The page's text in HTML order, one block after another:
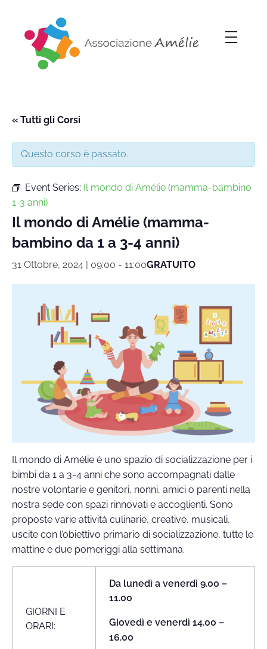
« Tutti gli Corsi
Questo corso è passato.
Event Series: Il mondo di Amélie (mamma-bambino
1-3 anni)
Il mondo di Amélie (mamma-
bambino da 1 a 3-4 anni)
31 Ottobre, 2024 | 09:00 - 11:00GRATUITO
Il mondo di Amélie è uno spazio di socializzazione per i
bimbi da 1 a 3-4 anni che sono accompagnati dalle
nostre volontarie e genitori, nonni, amici o parenti nella
nostra sede con spazi rinnovati e accoglienti. Sono
proposte varie attività culinarie, creative, musicali,
uscite con l’obiettivo primario di socializzazione, tutte le
mattine e due pomeriggi alla settimana.
GIORNI E
ORARI:
Da lunedì a venerdì 9.00 –
11.00
Giovedì e venerdì 14.00 –
16.00